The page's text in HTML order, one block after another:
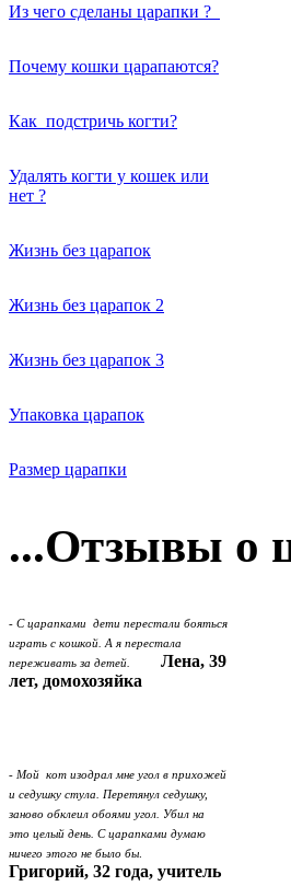
Из чего сделаны царапки ?
Почему кошки царапаются?
Как подстричь когти?
Удалять когти у кошек или
нет ?
Жизнь без царапок
Жизнь без царапок 2
Жизнь без царапок 3
Упаковка царапок
Размер царапки
...Отзывы о
- С царапками дети перестали бояться
играть с кошкой. А я перестала
переживать за детей.
Лена, 39
лет, домохозяйка
- Мой кот изодрал мне угол в прихожей
и седушку стула. Перетянул седушку,
заново обклеил обоями угол. Убил на
это целый день. С царапками думаю
ничего этого не было бы
Григорий, 32 года, учитель